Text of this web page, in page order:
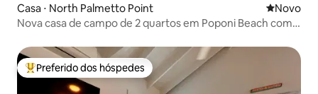
Casa ⋅ North Palmetto Point Novo
Novo
Nova casa de campo de 2 quartos em Poponi Beach com
Entre os melhores preferidos dos hóspedes
Preferido dos hóspedes